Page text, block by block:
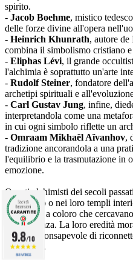
spirito.
- Jacob Boehme, mistico
delle forze divine all'opera
- Heinrich Khunrath, autore de
combina il simbolismo cristiano
- Eliphas Lévi, il grande
l'alchimia è soprattutto un'arte
- Rudolf Steiner, fondatore
archetipi spirituali e
- Carl Gustav Jung, infine,
interpretandola come una
in cui ogni simbolo riflette un
- Omraam Mikhaël Aïvanhov,
tradizione ancorandola a una
l'equilibrio e la trasmutazione in
emozione.
Questi alchimisti dei secoli
laboratorio o nei loro templi
grandezza a coloro che
dell'esistenza. La loro eredità
tentativo consapevole di
dell'essere.
9.8/10
861 RATINGS